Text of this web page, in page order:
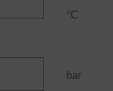
°C
bar